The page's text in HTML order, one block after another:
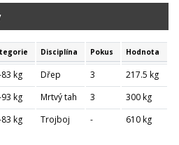
Disciplína Pokus Hodnota
kg Dřep 3
217.5 kg
kg Mrtvý tah 3
300 kg
kg Trojboj - 610 kg